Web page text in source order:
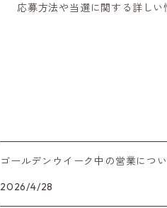
応募方法や当選に関する詳しい
ゴールデンウイーク中の営業につ
2026/4/28